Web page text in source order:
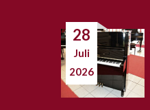
28
Juli
2026